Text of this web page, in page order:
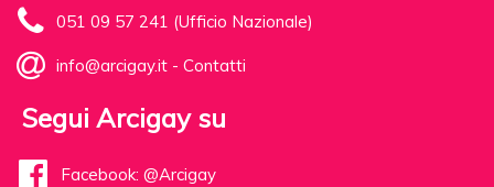
051 09 57 241 (Ufficio Nazionale)
info@arcigay.it - Contatti
Segui Arcigay su
Facebook: @Arcigay